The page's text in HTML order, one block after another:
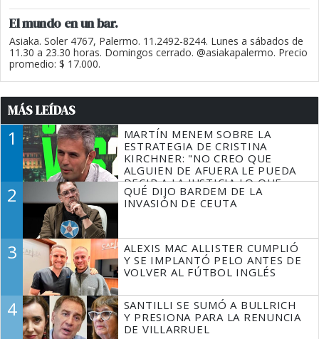
El mundo en un bar.
Asiaka. Soler 4767, Palermo. 11.2492-8244. Lunes a sábados de
11.30 a 23.30 horas. Domingos cerrado. @asiakapalermo. Precio
promedio: $ 17.000.
MÁS LEÍDAS
1
MARTÍN MENEM SOBRE LA
ESTRATEGIA DE CRISTINA
KIRCHNER: "NO CREO QUE
ALGUIEN DE AFUERA LE PUEDA
DECIR A LA JUSTICIA LO QUE
TIENE QUE HACER"
2
QUÉ DIJO BARDEM DE LA
INVASIÓN DE CEUTA
3
ALEXIS MAC ALLISTER CUMPLIÓ
Y SE IMPLANTÓ PELO ANTES DE
VOLVER AL FÚTBOL INGLÉS
4
SANTILLI SE SUMÓ A BULLRICH
Y PRESIONA PARA LA RENUNCIA
DE VILLARRUEL